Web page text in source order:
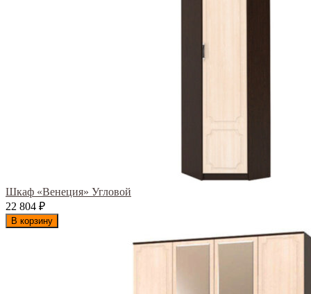
Шкаф «Венеция» Угловой
22 804 ₽
В корзину